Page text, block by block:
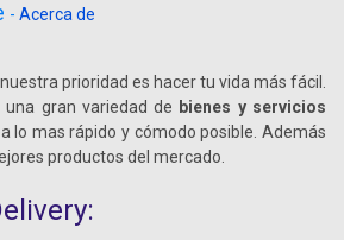
- Acerca de
nuestra prioridad es hacer tu vida más fácil.
gran variedad de bienes y servicios
lo mas rápido y cómodo posible. Además
productos del mercado.